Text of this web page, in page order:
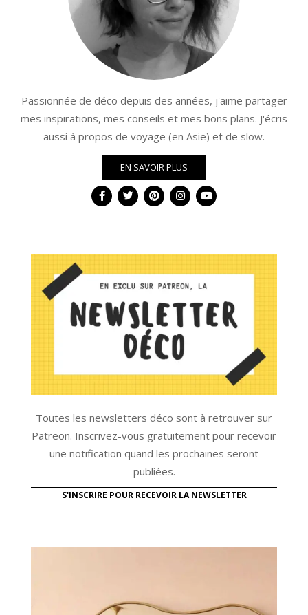
Passionnée de déco depuis des années, j'aime partager
mes inspirations, mes conseils et mes bons plans. J'écris
aussi à propos de voyage (en Asie) et de slow.
EN SAVOIR PLUS
Toutes les newsletters déco sont à retrouver sur
Patreon. Inscrivez-vous gratuitement pour recevoir
une notification quand les prochaines seront
publiées.
S'INSCRIRE POUR RECEVOIR LA NEWSLETTER